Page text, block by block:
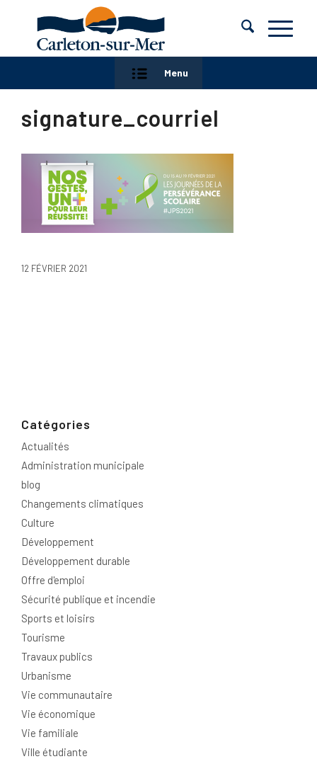
Menu
signature_courriel
12 FÉVRIER 2021
Catégories
Actualités
Administration municipale
blog
Changements climatiques
Culture
Développement
Développement durable
Offre d'emploi
Sécurité publique et incendie
Sports et loisirs
Tourisme
Travaux publics
Urbanisme
Vie communautaire
Vie économique
Vie familiale
Ville étudiante